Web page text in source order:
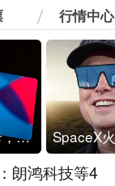
行情中心
运营商干掉了流量卡，他们真的玩不起了
朗鸿科技等4